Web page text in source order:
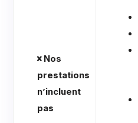
Nos
prestations
n’incluent
pas